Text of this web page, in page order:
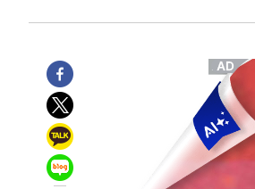
3시간 전 >[속보]코스피, 6200선 약보합
3시간 전 >
[속보] 노원서 40.1도 관측…서
4시간 전 >
[속보]종합특검, '계엄 수용공
4시간 전 >
외신들도 주목한 韓축구 파문
4시간 전 >
11시간 압수수색에 성접대 파
5시간 전 >
[속보]규제합리화위원회 부위